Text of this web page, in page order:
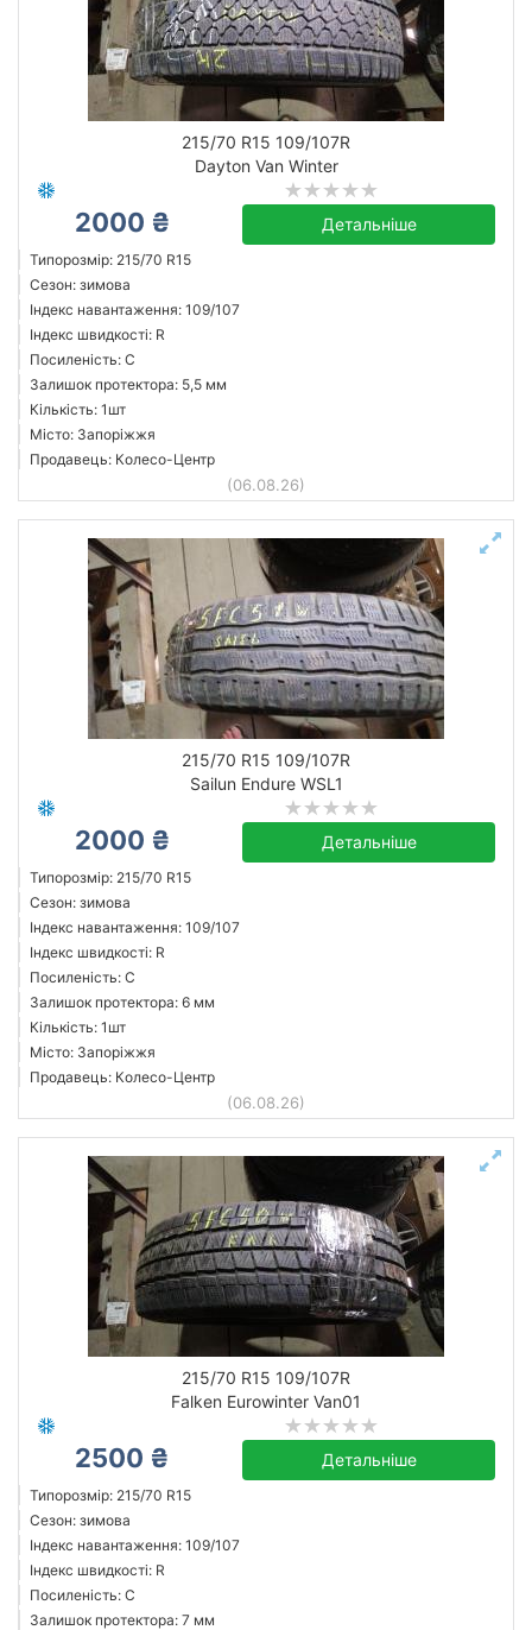
215/70 R15 109/107R
Dayton Van Winter
2000 ₴ Детальніше
Типорозмір: 215/70 R15
Сезон: зимова
Індекс навантаження: 109/107
Індекс швидкості: R
Посиленість: C
Залишок протектора: 5,5 мм
Кількість: 1шт
Місто: Запоріжжя
Продавець: Колесо-Центр
(06.08.26)
215/70 R15 109/107R
Sailun Endure WSL1
2000 ₴ Детальніше
Типорозмір: 215/70 R15
Сезон: зимова
Індекс навантаження: 109/107
Індекс швидкості: R
Посиленість: C
Залишок протектора: 6 мм
Кількість: 1шт
Місто: Запоріжжя
Продавець: Колесо-Центр
(06.08.26)
215/70 R15 109/107R
Falken Eurowinter Van01
2500 ₴ Детальніше
Типорозмір: 215/70 R15
Сезон: зимова
Індекс навантаження: 109/107
Індекс швидкості: R
Посиленість: C
Залишок протектора: 7 мм